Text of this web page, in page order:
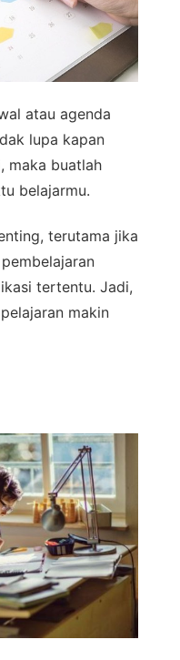
atau agenda
lupa kapan
maka buatlah
belajarmu.
terutama jika
tertentu. Jadi,
makin